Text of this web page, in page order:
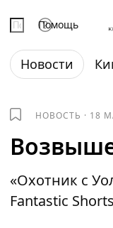
Помощь
Новости
НОВОСТЬ · 18
«Охотник с
Fantastic Shorts